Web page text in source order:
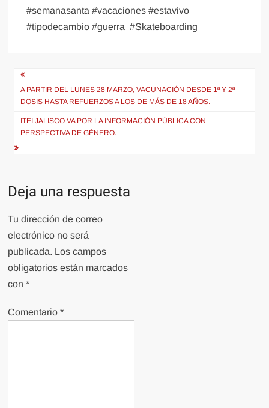
#semanasanta #vacaciones #estavivo
#tipodecambio #guerra #Skateboarding
Navegación
de
entradas
A PARTIR DEL LUNES 28 MARZO, VACUNACIÓN DESDE 1ª Y 2ª
DOSIS HASTA REFUERZOS A LOS DE MÁS DE 18 AÑOS.
ITEI JALISCO VA POR LA INFORMACIÓN PÚBLICA CON
PERSPECTIVA DE GÉNERO.
Deja una respuesta
Tu dirección de correo
electrónico no será
publicada. Los campos
obligatorios están marcados
con*
Comentario*